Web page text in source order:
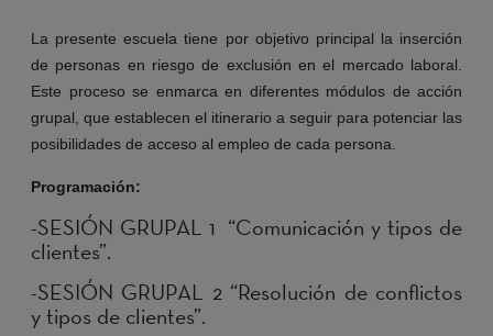
La presente escuela tiene por objetivo principal la inserción
de personas en riesgo de exclusión en el mercado laboral.
Este proceso se enmarca en diferentes módulos de acción
grupal, que establecen el itinerario a seguir para potenciar las
posibilidades de acceso al empleo de cada persona.
Programación:
-SESIÓN GRUPAL 1 “Comunicación y tipos de
clientes”.
-SESIÓN GRUPAL 2 “Resolución de conflictos
y tipos de clientes”.